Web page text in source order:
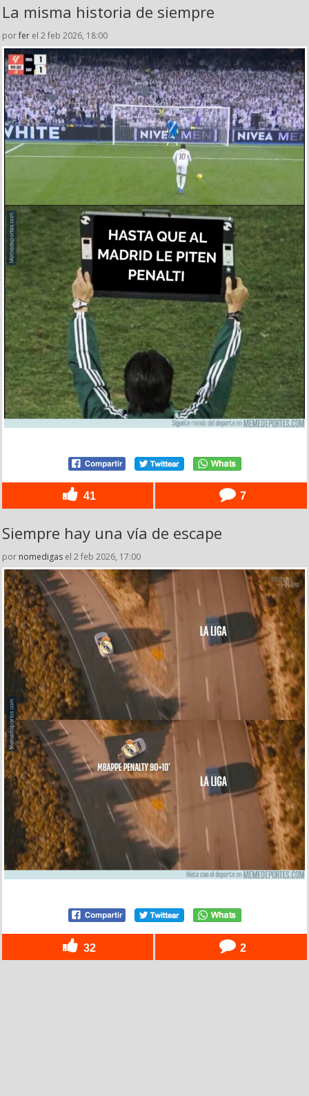
La misma historia de siempre
porfer el 2 feb 2026, 18:00
41 7
Siempre hay una vía de escape
por nomedigas el 2 feb 2026, 17:00
32 2